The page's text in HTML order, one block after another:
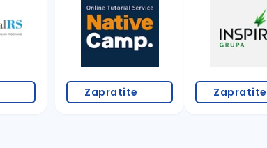
Zapratite Zapratite